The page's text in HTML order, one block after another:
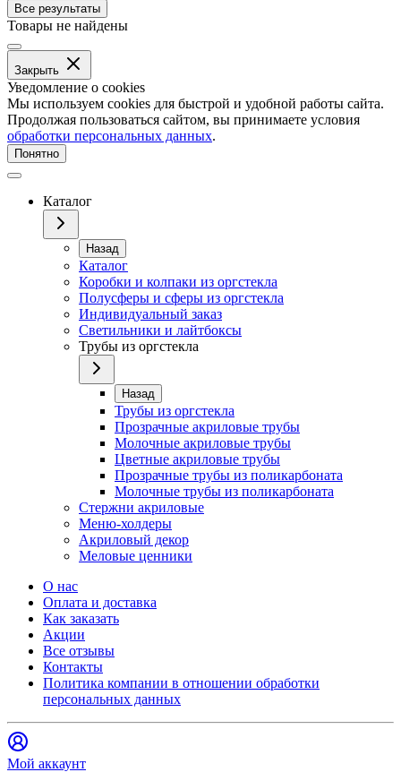
Все результаты
Товары не найдены
Закрыть
Уведомление о cookies
Мы используем cookies для быстрой и удобной работы сайта.
Продолжая пользоваться сайтом, вы принимаете условия
обработки персональных данных.
Понятно
Каталог
Назад
Каталог
Коробки и колпаки из оргстекла
Полусферы и сферы из оргстекла
Индивидуальный заказ
Светильники и лайтбоксы
Трубы из оргстекла
Назад
Трубы из оргстекла
Прозрачные акриловые трубы
Молочные акриловые трубы
Цветные акриловые трубы
Прозрачные трубы из поликарбоната
Молочные трубы из поликарбоната
Стержни акриловые
Меню-холдеры
Акриловый декор
Меловые ценники
О нас
Оплата и доставка
Как заказать
Акции
Все отзывы
Контакты​
Политика компании в отношении обработки
персональных данных
Мой аккаунт